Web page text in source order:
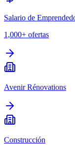
Salario de
1,000+ ofertas
Avenir Rénovations
Construcción